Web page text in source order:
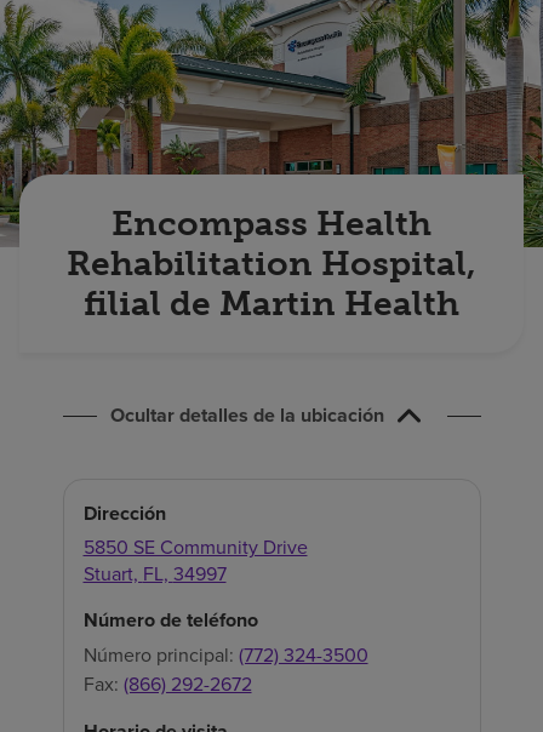
Buscar un centro
Inversores
Empleos
Pagar mi factura
Encompass Health
Rehabilitation Hospital,
filial de Martin Health
Ocultar detalles de la ubicación
Dirección
5850 SE Community Drive
Stuart, FL, 34997
Número de teléfono
Número principal: (772) 324-3500
Fax: (866) 292-2672